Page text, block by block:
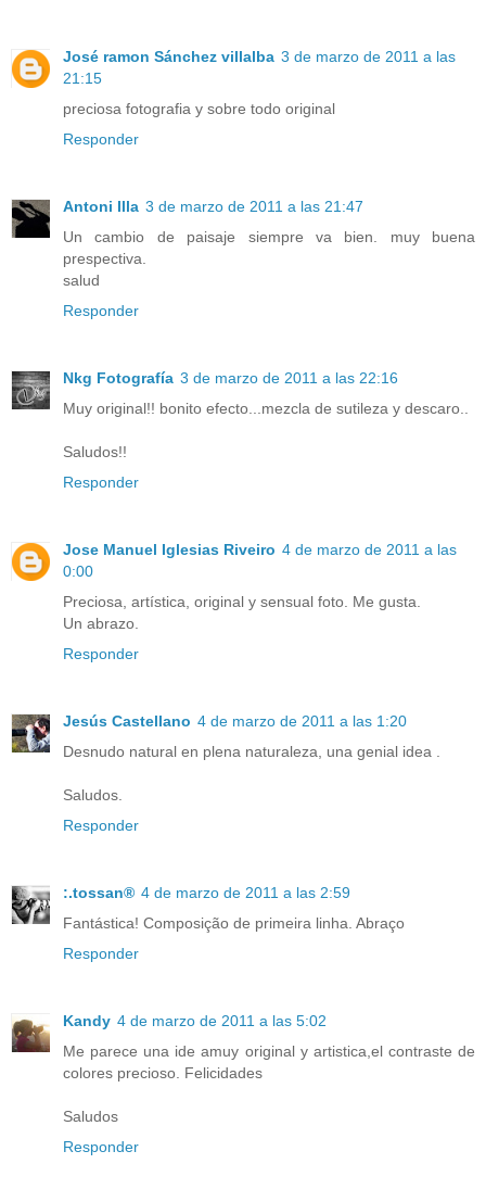
José ramon Sánchez villalba 3 de marzo de 2011 a las
21:15
preciosa fotografia y sobre todo original
Responder
Antoni Illa 3 de marzo de 2011 a las 21:47
Un cambio de paisaje siempre va bien. muy buena
prespectiva.
salud
Responder
Nkg Fotografía 3 de marzo de 2011 a las 22:16
Muy original!! bonito efecto...mezcla de sutileza y descaro..
Saludos!!
Responder
Jose Manuel Iglesias Riveiro 4 de marzo de 2011 a las
0:00
Preciosa, artística, original y sensual foto. Me gusta.
Un abrazo.
Responder
Jesús Castellano 4 de marzo de 2011 a las 1:20
Desnudo natural en plena naturaleza, una genial idea .
Saludos.
Responder
:.tossan® 4 de marzo de 2011 a las 2:59
Fantástica! Composição de primeira linha. Abraço
Responder
Kandy 4 de marzo de 2011 a las 5:02
Me parece una ide amuy original y artistica,el contraste de
colores precioso. Felicidades
Saludos
Responder